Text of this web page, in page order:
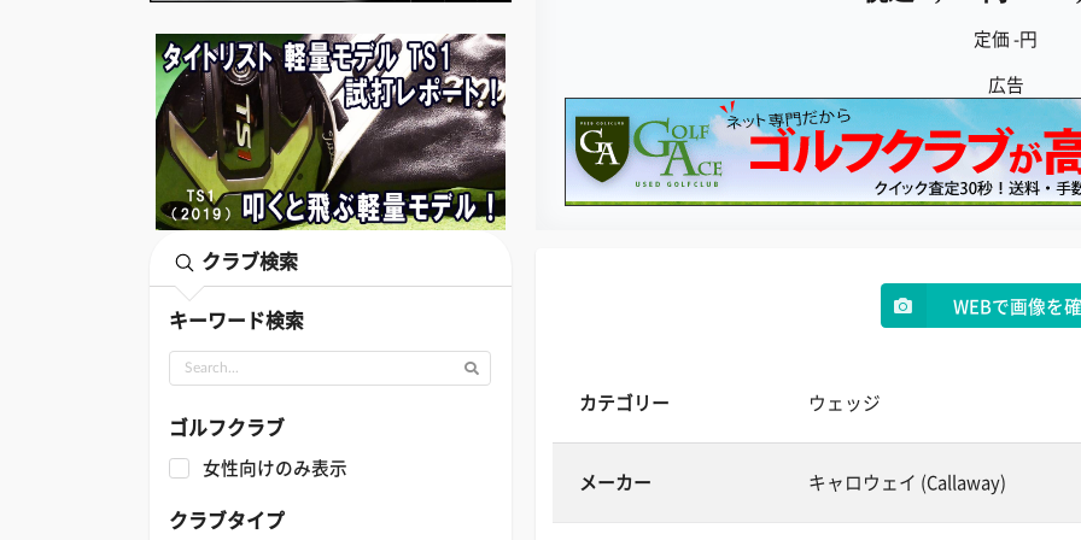
クラブ検索
キーワード検索
ゴルフクラブ
女性向けのみ表示
クラブタイプ
定価 -円
広告
WEBで画像を
カテゴリー ウェッジ
メーカー キャロウェイ (Callaway)